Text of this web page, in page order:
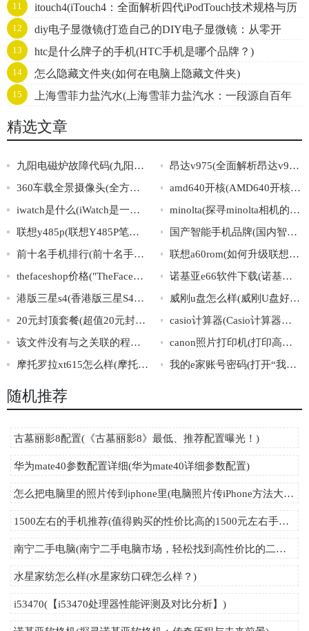
11
itouch4(iTouch4：全面解析四代iPodTouch技术规格与历
史发展)
12
diy电子显微镜(打造自己的DIY电子显微镜：从零开
始！)
13 htc是什么牌子的手机(HTC手机是哪个品牌？)
14 怎么隐藏文件夹(如何在电脑上隐藏文件夹)
15
上海雪菲力盐汽水(上海雪菲力盐汽水：一段源自百年
历史的中国味道)
精选文章
九阳电磁炉故障代码(九阳电磁炉故障代码大全及解决方法)
昂达v975(全面解析昂达v975性能及使用技巧)
360车载全景摄像头(全方位呈现，360车载高清全景摄像头，全视角无盲区，安装简单，行车无忧！)
amd640开核(AMD640开核全面解析，性能和稳定性都不得不看！)
iwatch是什么(iWatch是一款什么样的智能手表？)
minolta(探寻minolta相机的发展历程及其在摄影行业中的地位)
联想y485p(联想Y485P笔记本电脑的配置、价格及优缺点分析。)
国产智能手机品牌(国内智能手机品牌排行榜)
前十名手机排行(前十名手机排行榜大揭秘，这些手机值不值得入手？)
联想a60rom(如何升级联想A60的ROM？)
thefaceshop价格("TheFaceShop产品价格一览：如何选购最划算的护肤品？")
诺基亚e66软件下载(诺基亚E66软件下载攻略大全)
港版三星s4(香港版三星S4手机介绍及详细参数解析)
威刚u盘怎么样(威刚U盘好用吗？高性价比沉稳实用，值得推荐！)
20元封顶套餐(超值20元封顶套餐，无限流量畅享！)
casio计算器(Casio计算器：功能超乎你的想象！)
该文件没有与之关联的程序来执行该操作(文件无关联程序：无法执行操作)
canon照片打印机(打印高清照片必备，Canon照片打印机推荐)
摩托罗拉xt615怎么样(摩托罗拉XT615的综合评价与使用感受)
我的e家账号密码(打开“我的e家账号密码”的正确方法)
随机推荐
古墓丽影8配置(《古墓丽影8》最低、推荐配置曝光！)
华为mate40参数配置详细(华为mate40详细参数配置)
怎么把电脑里的照片传到iphone里(电脑照片传iPhone方法大全！)
1500左右的手机推荐(值得购买的性价比高的1500元左右手机推荐)
南宁二手电脑(南宁二手电脑市场，轻松找到高性价比的二手笔记本、台式机、配件等！)
水星家纺怎么样(水星家纺口碑怎么样？)
i53470(【i53470处理器性能评测及对比分析】)